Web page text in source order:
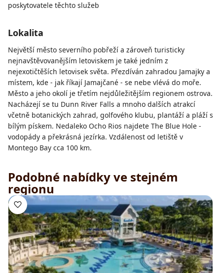
poskytovatele těchto služeb
Lokalita
Největší město severního pobřeží a zároveň turisticky
nejnavštěvovanějším letoviskem je také jedním z
nejexotičtěších letovisek světa. Přezdíván zahradou Jamajky a
místem, kde - jak říkají Jamajčané - se nebe vlévá do moře.
Město a jeho okolí je třetím nejdůležitějším regionem ostrova.
Nacházejí se tu Dunn River Falls a mnoho dalších atrakcí
včetně botanických zahrad, golfového klubu, plantáží a pláží s
bílým pískem. Nedaleko Ocho Rios najdete The Blue Hole -
vodopády a překrásná jezírka. Vzdálenost od letiště v
Montego Bay cca 100 km.
Podobné nabídky ve stejném
regionu